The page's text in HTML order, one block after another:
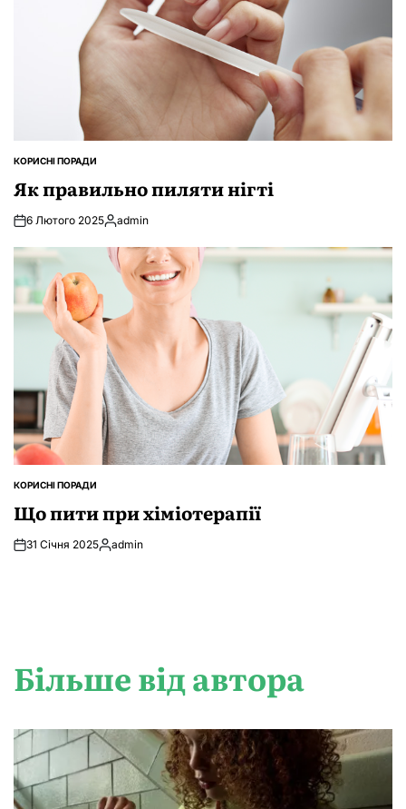
ОПУБЛІКУВАТИ
КОРИСНІ ПОРАДИ
Як правильно пиляти нігті
6 Лютого 2025Опубліковано
admin
ОПУБЛІКУВАТИ
КОРИСНІ ПОРАДИ
Що пити при хіміотерапії
31 Січня 2025Опубліковано
admin
Більше від автора